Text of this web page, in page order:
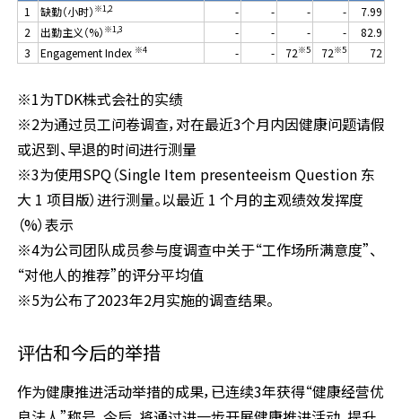
1
缺勤（小时） ※1,2 - - - -
7.99
2
出勤主义（%） ※1,3 - - - -
82.9
3
Engagement Index ※4 - - 72※5 72※5 72
※1为TDK株式会社的实绩
※2为通过员工问卷调查，对在最近3个月内因健康问题请假
或迟到、早退的时间进行测量
※3为使用SPQ（Single Item presenteeism Question 东
大 1 项目版）进行测量。以最近 1 个月的主观绩效发挥度
（%）表示
※4为公司团队成员参与度调查中关于“工作场所满意度”、
“对他人的推荐”的评分平均值
※5为公布了2023年2月实施的调查结果。
评估和今后的举措
作为健康推进活动举措的成果，已连续3年获得“健康经营优